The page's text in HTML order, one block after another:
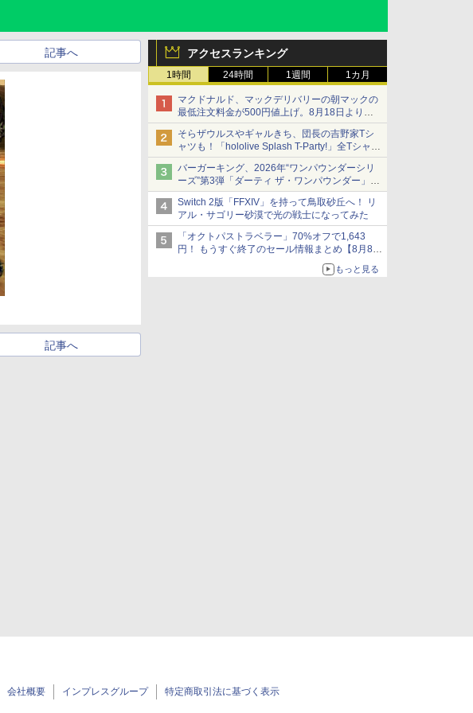
アクセスランキング
1時間 24時間 1週間 1カ月
マクドナルド、マックデリバリーの朝マックの
最低注文料金が500円値上げ。8月18日より
1,500円から受付
そらザウルスやギャルきち、団長の吉野家Tシ
ャツも！「hololive Splash T-Party!」全Tシャツ
ラインナップ公開＆オンライン販売開始
バーガーキング、2026年“ワンパウンダーシリ
ーズ”第3弾「ダーティ ザ・ワンパウンダー」を
8月7日発売
「特製ガーリックマヨソース」を使用した超大
型チーズバーガー
Switch 2版「FFXIV」を持って鳥取砂丘へ！ リ
アル・サゴリー砂漠で光の戦士になってみた
「オクトパストラベラー」70%オフで1,643
円！ もうすぐ終了のセール情報まとめ【8月8日
ニンテンドーeショップでは「大神 絶景版」が
もっと見る
記事へ
記事へ
会社概要 インプレスグループ 特定商取引法に基づく表示